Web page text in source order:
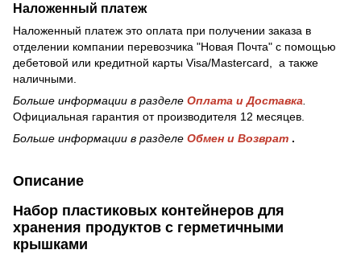
Наложенный платеж
Наложенный платеж это оплата при получении заказа в
отделении компании перевозчика "Новая Почта" с помощью
дебетовой или кредитной карты Visa/Mastercard, а также
наличными.
Больше информации в разделе Оплата и Доставка
Официальная гарантия от производителя 12 месяцев.
Больше информации в разделе Обмен и Возврат .
Описание
Набор пластиковых контейнеров для
хранения продуктов с герметичными
крышками